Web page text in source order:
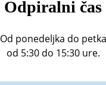
Odpiralni čas
Od ponedeljka do petka
od 5:30 do 15:30 ure.